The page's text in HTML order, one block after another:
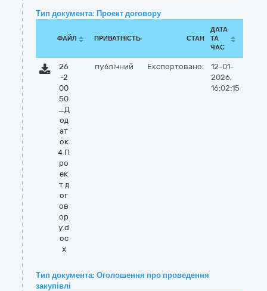
Тип документа: Проект договору
ФАЙЛ ПРИВАТНІСТЬ СТАН
ДАТА
ТА
ЧАС
26
-2
00
50
_Д
од
ат
ок
4 П
ро
ек
т д
ог
ов
ор
у.d
oc
x
публічний Експортовано:
12-01-
2026,
16:02:15
Тип документа: Оголошення про проведення
закупівлі